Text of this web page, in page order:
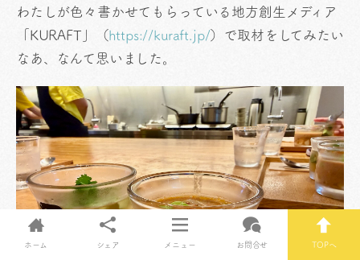
わたしが色々書かせてもらっている地方創生メディア
「KURAFT」（https://kuraft.jp/）で取材をしてみたい
なあ、なんて思いました。
ホーム シェア メニュー お問合せ TOPへ